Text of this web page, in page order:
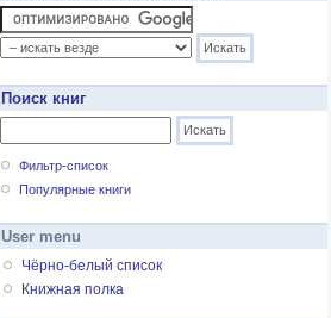
Поиск книг
Фильтр-список
Популярные книги
User menu
Чёрно-белый список
Книжная полка